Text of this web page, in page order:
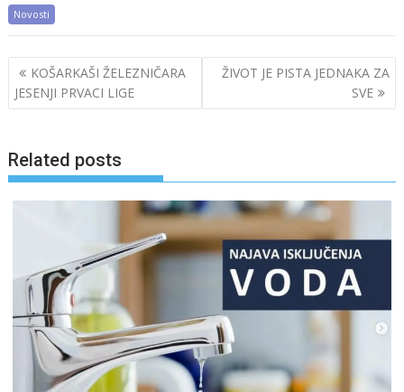
Novosti
Post
navigation
KOŠARKAŠI ŽELEZNIČARA
JESENJI PRVACI LIGE
ŽIVOT JE PISTA JEDNAKA ZA
SVE
Related posts